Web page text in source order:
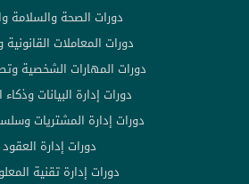
دورات الصحة والسلامة
دورات المعاملات
دورات المهارات الشخصية
دورات إدارة البيانات وذكاء
دورات إدارة المشتريات
دورات إدارة العقود
دورات إدارة تقنية